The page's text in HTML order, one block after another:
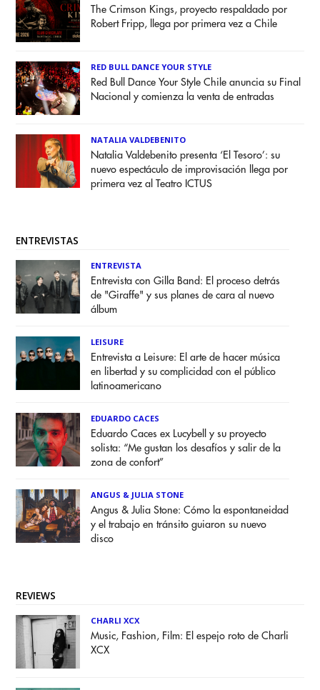
The Crimson Kings, proyecto respaldado por
Robert Fripp, llega por primera vez a Chile
RED BULL DANCE YOUR STYLE
Red Bull Dance Your Style Chile anuncia su Final
Nacional y comienza la venta de entradas
NATALIA VALDEBENITO
Natalia Valdebenito presenta ‘El Tesoro’: su
nuevo espectáculo de improvisación llega por
primera vez al Teatro ICTUS
ENTREVISTAS
ENTREVISTA
Entrevista con Gilla Band: El proceso detrás
de "Giraffe" y sus planes de cara al nuevo
álbum
LEISURE
Entrevista a Leisure: El arte de hacer música
en libertad y su complicidad con el público
latinoamericano
EDUARDO CACES
Eduardo Caces ex Lucybell y su proyecto
solista: “Me gustan los desafíos y salir de la
zona de confort”
ANGUS & JULIA STONE
Angus & Julia Stone: Cómo la espontaneidad
y el trabajo en tránsito guiaron su nuevo
disco
REVIEWS
CHARLI XCX
Music, Fashion, Film: El espejo roto de Charli
XCX